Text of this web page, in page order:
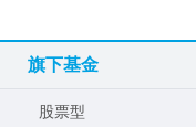
旗下基金
股票型